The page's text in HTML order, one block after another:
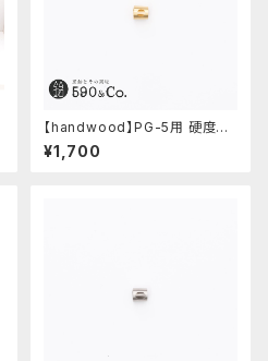
【handwood】PG-5用 硬度表
示窓 (真鍮/丸窓)
¥1,700